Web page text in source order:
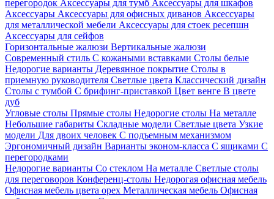
перегородок Аксессуары для тумб Аксессуары для шкафов
Аксессуары Аксессуары для офисных диванов Аксессуары
для металлической мебели Аксессуары для стоек ресепшн
Аксессуары для сейфов
Горизонтальные жалюзи Вертикальные жалюзи
Современный стиль С кожаными вставками Столы белые
Недорогие варианты Деревянное покрытие Столы в
приемную руководителя Светлые цвета Классический дизайн
Столы с тумбой С брифинг-приставкой Цвет венге В цвете
дуб
Угловые столы Прямые столы Недорогие столы На металле
Небольшие габариты Складные модели Светлые цвета Узкие
модели Для двоих человек С подъемным механизмом
Эргономичный дизайн Варианты эконом-класса С ящиками С
перегородками
Недорогие варианты Со стеклом На металле Светлые столы
для переговоров Конференц-столы Недорогая офисная мебель
Офисная мебель цвета орех Металлическая мебель Офисная